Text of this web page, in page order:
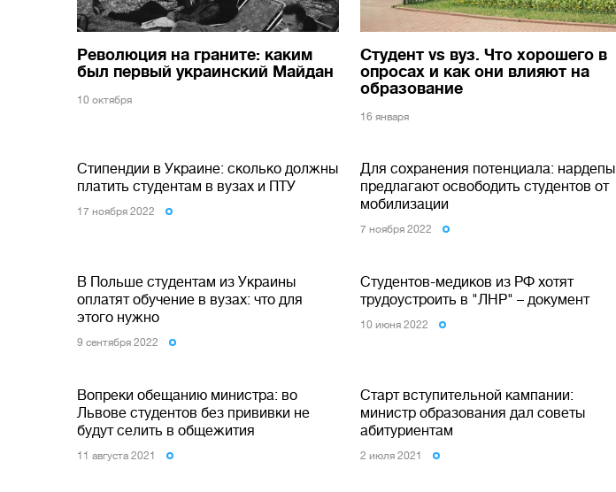
Революция на граните: каким
был первый украинский Майдан
10 октября
Студент vs вуз. Что хорошего в
опросах и как они влияют на
образование
16 января
Стипендии в Украине: сколько должны
платить студентам в вузах и ПТУ
17 ноября 2022
Для сохранения потенциала: нардепы
предлагают освободить студентов от
мобилизации
7 ноября 2022
В Польше студентам из Украины
оплатят обучение в вузах: что для
этого нужно
9 сентября 2022
Студентов-медиков из РФ хотят
трудоустроить в "ЛНР" – документ
10 июня 2022
Вопреки обещанию министра: во
Львове студентов без прививки не
будут селить в общежития
11 августа 2021
Старт вступительной кампании:
министр образования дал советы
абитуриентам
2 июля 2021